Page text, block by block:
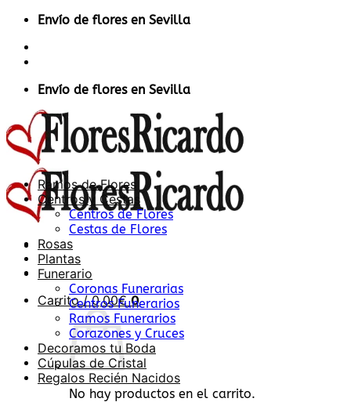
Saltar
contenido
Envío de flores en Sevilla
Envío de flores en Sevilla
Carrito /0,00€ 0
No hay productos en el carrito.
Ramos de Flores
Centros y Cestas
Centros de Flores
Cestas de Flores
Rosas
Plantas
Funerario
Coronas Funerarias
Centros Funerarios
Ramos Funerarios
Corazones y Cruces
Decoramos tu Boda
Cúpulas de Cristal
Regalos Recién Nacidos